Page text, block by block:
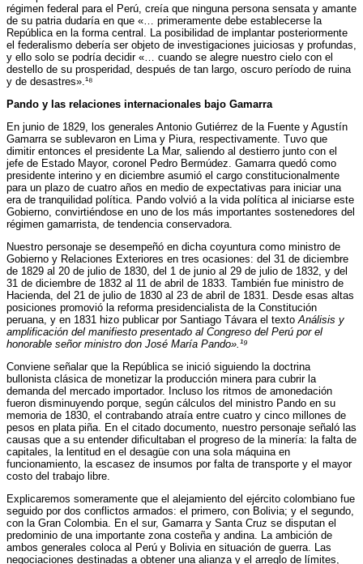
régimen federal para el Perú, creía que ninguna persona sensata y amante
de su patria dudaría en que «… primeramente debe establecerse la
República en la forma central. La posibilidad de implantar posteriormente
el federalismo debería ser objeto de investigaciones juiciosas y profundas,
y ello solo se podría decidir «… cuando se alegre nuestro cielo con el
destello de su prosperidad, después de tan largo, oscuro período de ruina
y de desastres».¹⁸
Pando y las relaciones internacionales bajo Gamarra
En junio de 1829, los generales Antonio Gutiérrez de la Fuente y Agustín
Gamarra se sublevaron en Lima y Piura, respectivamente. Tuvo que
dimitir entonces el presidente La Mar, saliendo al destierro junto con el
jefe de Estado Mayor, coronel Pedro Bermúdez. Gamarra quedó como
presidente interino y en diciembre asumió el cargo constitucionalmente
para un plazo de cuatro años en medio de expectativas para iniciar una
era de tranquilidad política. Pando volvió a la vida política al iniciarse este
Gobierno, convirtiéndose en uno de los más importantes sostenedores del
régimen gamarrista, de tendencia conservadora.
Nuestro personaje se desempeñó en dicha coyuntura como ministro de
Gobierno y Relaciones Exteriores en tres ocasiones: del 31 de diciembre
de 1829 al 20 de julio de 1830, del 1 de junio al 29 de julio de 1832, y del
31 de diciembre de 1832 al 11 de abril de 1833. También fue ministro de
Hacienda, del 21 de julio de 1830 al 23 de abril de 1831. Desde esas altas
posiciones promovió la reforma presidencialista de la Constitución
peruana, y en 1831 hizo publicar por Santiago Távara el textoAnálisis y
amplificación del manifiesto presentado al Congreso del Perú por el
honorable señor ministro don José María Pando».¹⁹
Conviene señalar que la República se inició siguiendo la doctrina
bullonista clásica de monetizar la producción minera para cubrir la
demanda del mercado importador. Incluso los ritmos de amonedación
fueron disminuyendo porque, según cálculos del ministro Pando en su
memoria de 1830, el contrabando atraía entre cuatro y cinco millones de
pesos en plata piña. En el citado documento, nuestro personaje señaló las
causas que a su entender dificultaban el progreso de la minería: la falta de
capitales, la lentitud en el desagüe con una sola máquina en
funcionamiento, la escasez de insumos por falta de transporte y el mayor
costo del trabajo libre.
Explicaremos someramente que el alejamiento del ejército colombiano fue
seguido por dos conflictos armados: el primero, con Bolivia; y el segundo,
con la Gran Colombia. En el sur, Gamarra y Santa Cruz se disputan el
predominio de una importante zona costeña y andina. La ambición de
ambos generales coloca al Perú y Bolivia en situación de guerra. Las
negociaciones destinadas a obtener una alianza y el arreglo de límites,